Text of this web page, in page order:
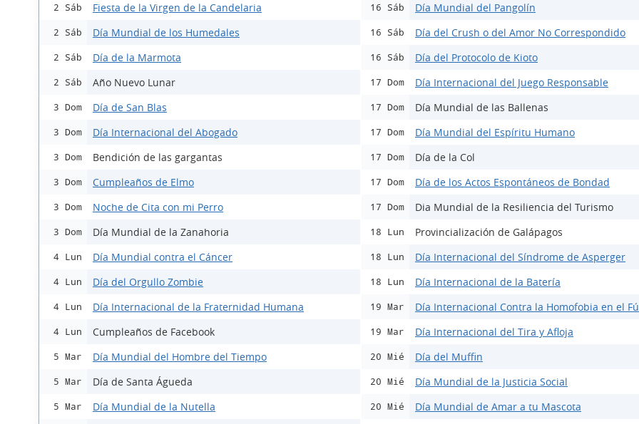
2 Sáb Fiesta de la Virgen de la Candelaria
2 Sáb Día Mundial de los Humedales
2 Sáb Día de la Marmota
2 Sáb Año Nuevo Lunar
3 Dom Día de San Blas
3 Dom Día Internacional del Abogado
3 Dom Bendición de las gargantas
3 Dom Cumpleaños de Elmo
3 Dom Noche de Cita con mi Perro
3 Dom Día Mundial de la Zanahoria
4 Lun Día Mundial contra el Cáncer
4 Lun Día del Orgullo Zombie
4 Lun Día Internacional de la Fraternidad Humana
4 Lun Cumpleaños de Facebook
5 Mar Día Mundial del Hombre del Tiempo
5 Mar Día de Santa Águeda
5 Mar Día Mundial de la Nutella
16 Sáb Día Mundial del Pangolín
16 Sáb Día del Crush o del Amor No Correspondido
16 Sáb Día del Protocolo de Kioto
17 Dom Día Internacional del Juego Responsable
17 Dom Día Mundial de las Ballenas
17 Dom Día Mundial del Espíritu Humano
17 Dom Día de la Col
17 Dom Día de los Actos Espontáneos de Bondad
17 Dom Dia Mundial de la Resiliencia del Turismo
18 Lun Provincialización de Galápagos
18 Lun Día Internacional del Síndrome de Asperger
18 Lun Día Internacional de la Batería
19 Mar Día Internacional Contra la Homofobia en el
19 Mar Día Internacional del Tira y Afloja
20 Mié Día del Muffin
20 Mié Día Mundial de la Justicia Social
20 Mié Día Mundial de Amar a tu Mascota